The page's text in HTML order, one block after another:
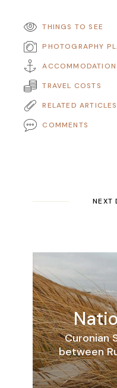
THINGS TO SEE
PHOTOGRAPHY
ACCOMMODATION
TRAVEL COSTS
RELATED ARTICLES
COMMENTS
NEXT
Curonian
between